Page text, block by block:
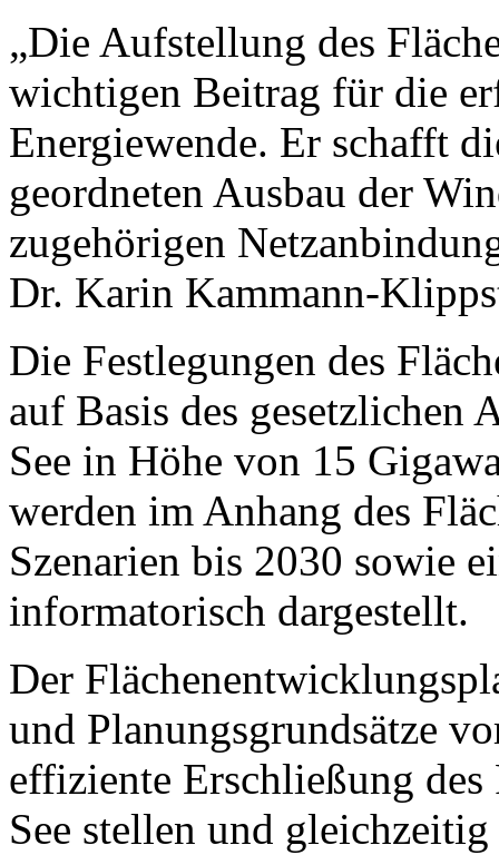
„Die Aufstellung des
wichtigen Beitrag für die
Energiewende. Er schafft
geordneten Ausbau der
zugehörigen
Dr. Karin Kammann-
Die Festlegungen des
auf Basis des gesetzlichen
See in Höhe von 15
werden im Anhang des
Szenarien bis 2030 sowie
informatorisch dargestellt.
Der
und Planungsgrundsätze
effiziente Erschließung
See stellen und